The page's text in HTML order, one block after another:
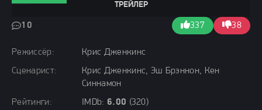
Режиссёр:
Крис Дженкинс
Сценарист:
Крис Дженкинс, Эш Брэннон, Кен
Синнамон
Рейтинги:
IMDb: 6.00 (320)
ТРЕЙЛЕР
10 337 38